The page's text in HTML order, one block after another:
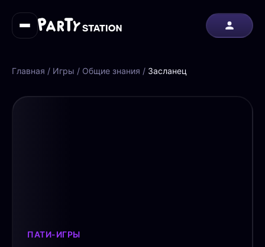
Главная / Игры / Общие знания / Засланец
ПАТИ-ИГРЫ